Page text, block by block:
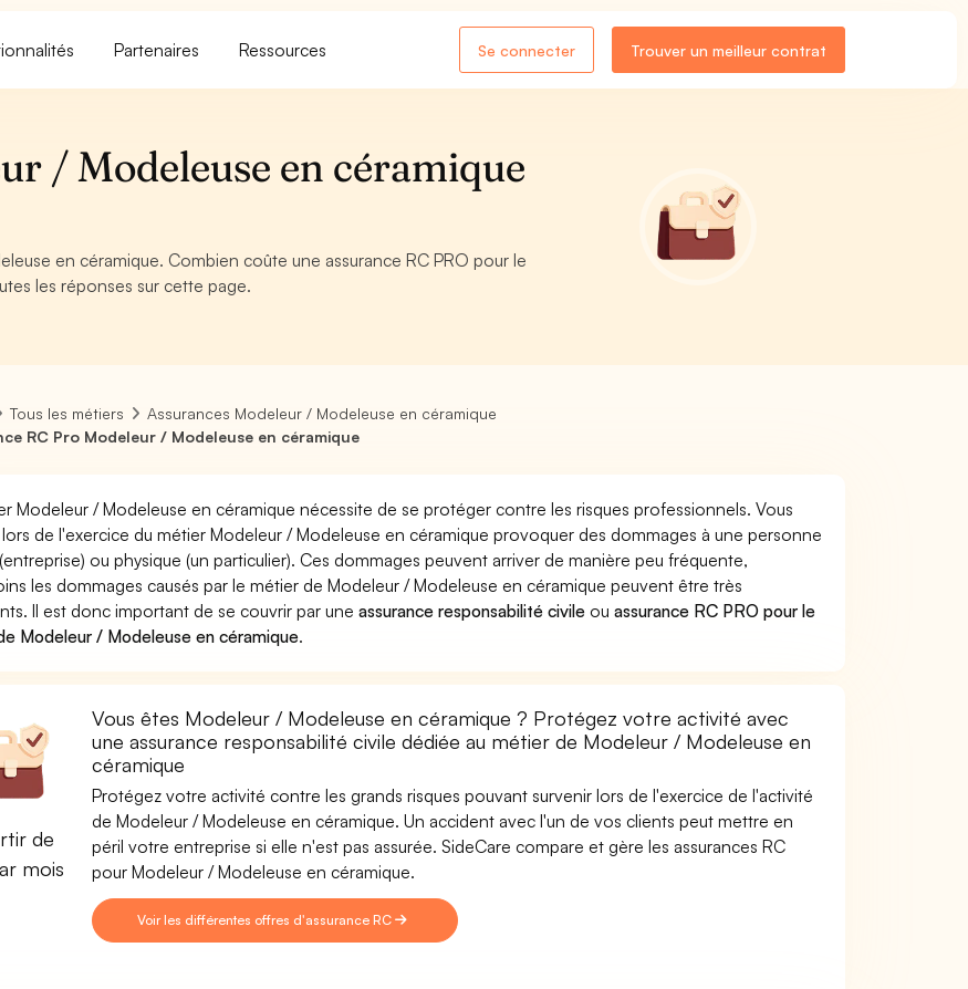
Partenaires Ressources Se connecter Trouver un meilleur contrat
/ Modeleuse en céramique
en céramique. Combien coûte une assurance RC PRO pour le
les réponses sur cette page.
Tous les métiers
Assurances Modeleur / Modeleuse en céramique
RC Pro Modeleur / Modeleuse en céramique
Modeleur / Modeleuse en céramique nécessite de se protéger contre les risques professionnels. Vous
de l'exercice du métier Modeleur / Modeleuse en céramique provoquer des dommages à une personne
ou physique (un particulier). Ces dommages peuvent arriver de manière peu fréquente,
les dommages causés par le métier de Modeleur / Modeleuse en céramique peuvent être très
Il est donc important de se couvrir par uneassurance responsabilité civile ouassurance RC PRO pour le
Modeleur / Modeleuse en céramique.
de
mois
Vous êtes Modeleur / Modeleuse en céramique ? Protégez votre activité avec
une assurance responsabilité civile dédiée au métier de Modeleur / Modeleuse en
céramique
Protégez votre activité contre les grands risques pouvant survenir lors de l'exercice de l'activité
de Modeleur / Modeleuse en céramique. Un accident avec l'un de vos clients peut mettre en
péril votre entreprise si elle n'est pas assurée. SideCare compare et gère les assurances RC
pour Modeleur / Modeleuse en céramique.
Voir les différentes offres d'assurance RC